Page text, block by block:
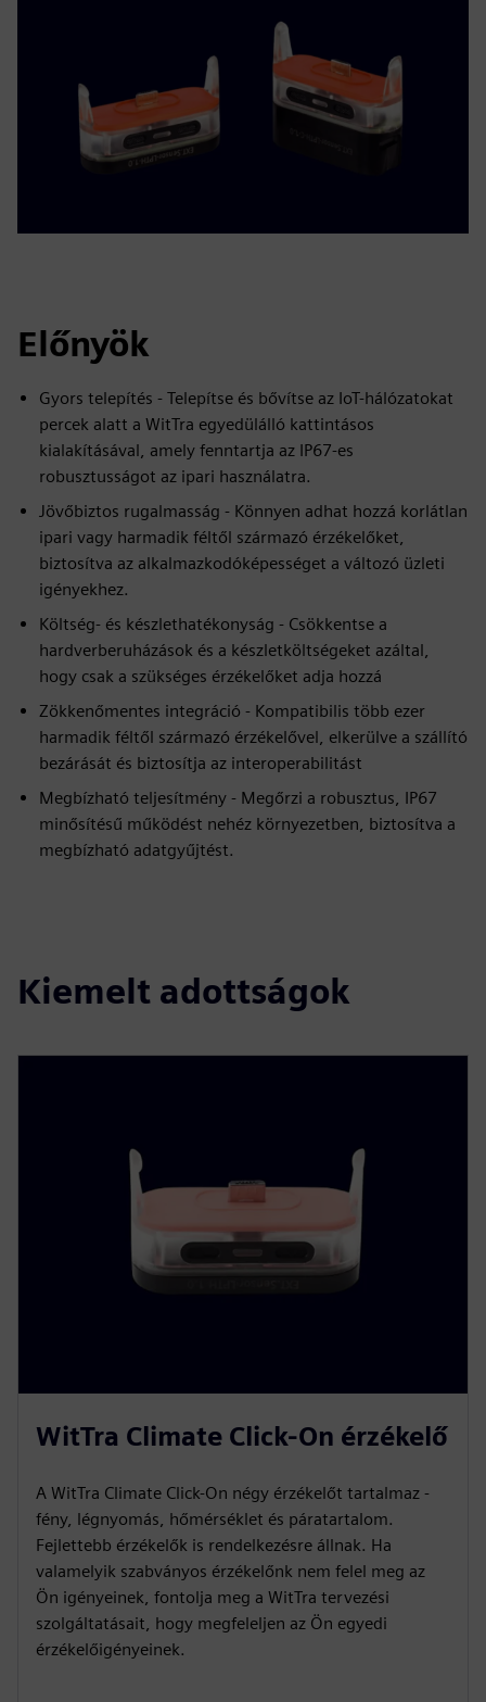
Előnyök
Gyors telepítés - Telepítse és bővítse az IoT-hálózatokat
percek alatt a WitTra egyedülálló kattintásos
kialakításával, amely fenntartja az IP67-es
robusztusságot az ipari használatra.
Jövőbiztos rugalmasság - Könnyen adhat hozzá korlátlan
ipari vagy harmadik féltől származó érzékelőket,
biztosítva az alkalmazkodóképességet a változó üzleti
igényekhez.
Költség- és készlethatékonyság - Csökkentse a
hardverberuházások és a készletköltségeket azáltal,
hogy csak a szükséges érzékelőket adja hozzá
Zökkenőmentes integráció - Kompatibilis több ezer
harmadik féltől származó érzékelővel, elkerülve a szállító
bezárását és biztosítja az interoperabilitást
Megbízható teljesítmény - Megőrzi a robusztus, IP67
minősítésű működést nehéz környezetben, biztosítva a
megbízható adatgyűjtést.
Kiemelt adottságok
WitTra Climate Click-On érzékelő
A WitTra Climate Click-On négy érzékelőt tartalmaz -
fény, légnyomás, hőmérséklet és páratartalom.
Fejlettebb érzékelők is rendelkezésre állnak. Ha
valamelyik szabványos érzékelőnk nem felel meg az
Ön igényeinek, fontolja meg a WitTra tervezési
szolgáltatásait, hogy megfeleljen az Ön egyedi
érzékelőigényeinek.